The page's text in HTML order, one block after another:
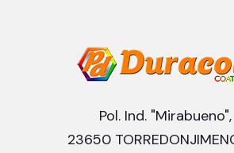
Pol. Ind.
23650